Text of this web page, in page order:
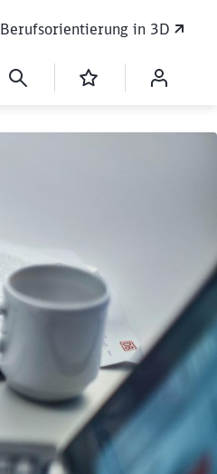
Berufsorientierung in 3D